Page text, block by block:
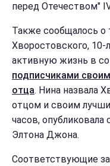
перед Отечеством"
Также сообщалось о
Хворостовского, 10-
активную жизнь в
подписчиками
отца. Нина назвала
отцом и своим
часов,
Элтона Джона.
Соответствующие